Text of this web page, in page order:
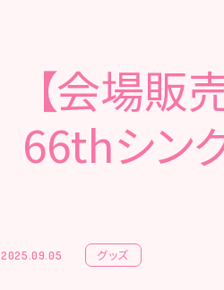
【会場販
66thシン
2025.09.05 グッズ